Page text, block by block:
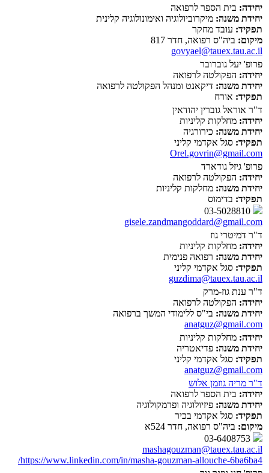
יחידה: בית הספר לרפואה
יחידת משנה: מיקרוביולוגיה ואימונולוגיה קלינית
תפקיד: עובד מחקר
מיקום: ביה"ס רפואה, חדר 817
govyael@tauex.tau.ac.il
פרופ' יעל גוברובר
יחידה: הפקולטה לרפואה
יחידת משנה: דיקאנט ומנהל הפקולטה לרפואה
תפקיד: אורח
ד"ר אוראל גוברין יהודאין
יחידה: מחלקות קליניות
יחידת משנה: כירורגיה
תפקיד: סגל אקדמי קליני
Orel.govrin@gmail.com
פרופ' גיזל גודארד
יחידה: הפקולטה לרפואה
יחידת משנה: מחלקות קליניות
תפקיד: בדימוס
gisele.zandmangoddard@gmail.com
ד"ר דמיטרי גוז
יחידה: מחלקות קליניות
יחידת משנה: רפואה פנימית
תפקיד: סגל אקדמי קליני
guzdima@tauex.tau.ac.il
ד"ר ענת גוז-מרק
יחידה: הפקולטה לרפואה
יחידת משנה: בי"ס ללימודי המשך ברפואה
anatguz@gmail.com
יחידה: מחלקות קליניות
יחידת משנה: פדיאטריה
תפקיד: סגל אקדמי קליני
anatguz@gmail.com
ד"ר מריה גוזמן אלוש
יחידה: בית הספר לרפואה
יחידת משנה: פיזיולוגיה ופרמקולוגיה
תפקיד: סגל אקדמי בכיר
מיקום: ביה"ס רפואה, חדר 524א
mashagouzman@tauex.tau.ac.il
https://www.linkedin.com/in/masha-gouzman-allouche-6ba6ba4/